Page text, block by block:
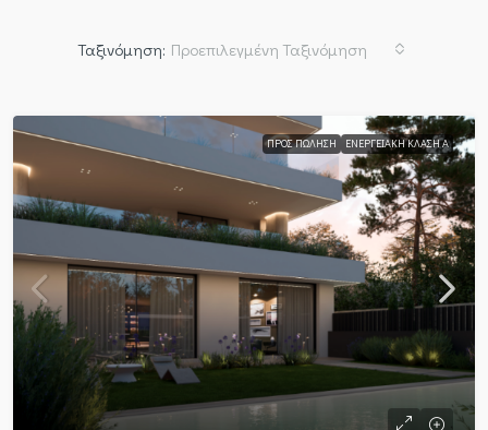
Ταξινόμηση: Προεπιλεγμένη Ταξινόμηση
ΠΡΟΣ ΠΏΛΗΣΗ ΕΝΕΡΓΕΙΑΚΉ ΚΛΆΣΗ Α